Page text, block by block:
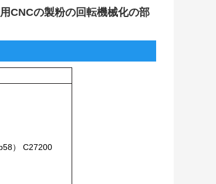
CNCの製粉の回転機械化の部
） C27200